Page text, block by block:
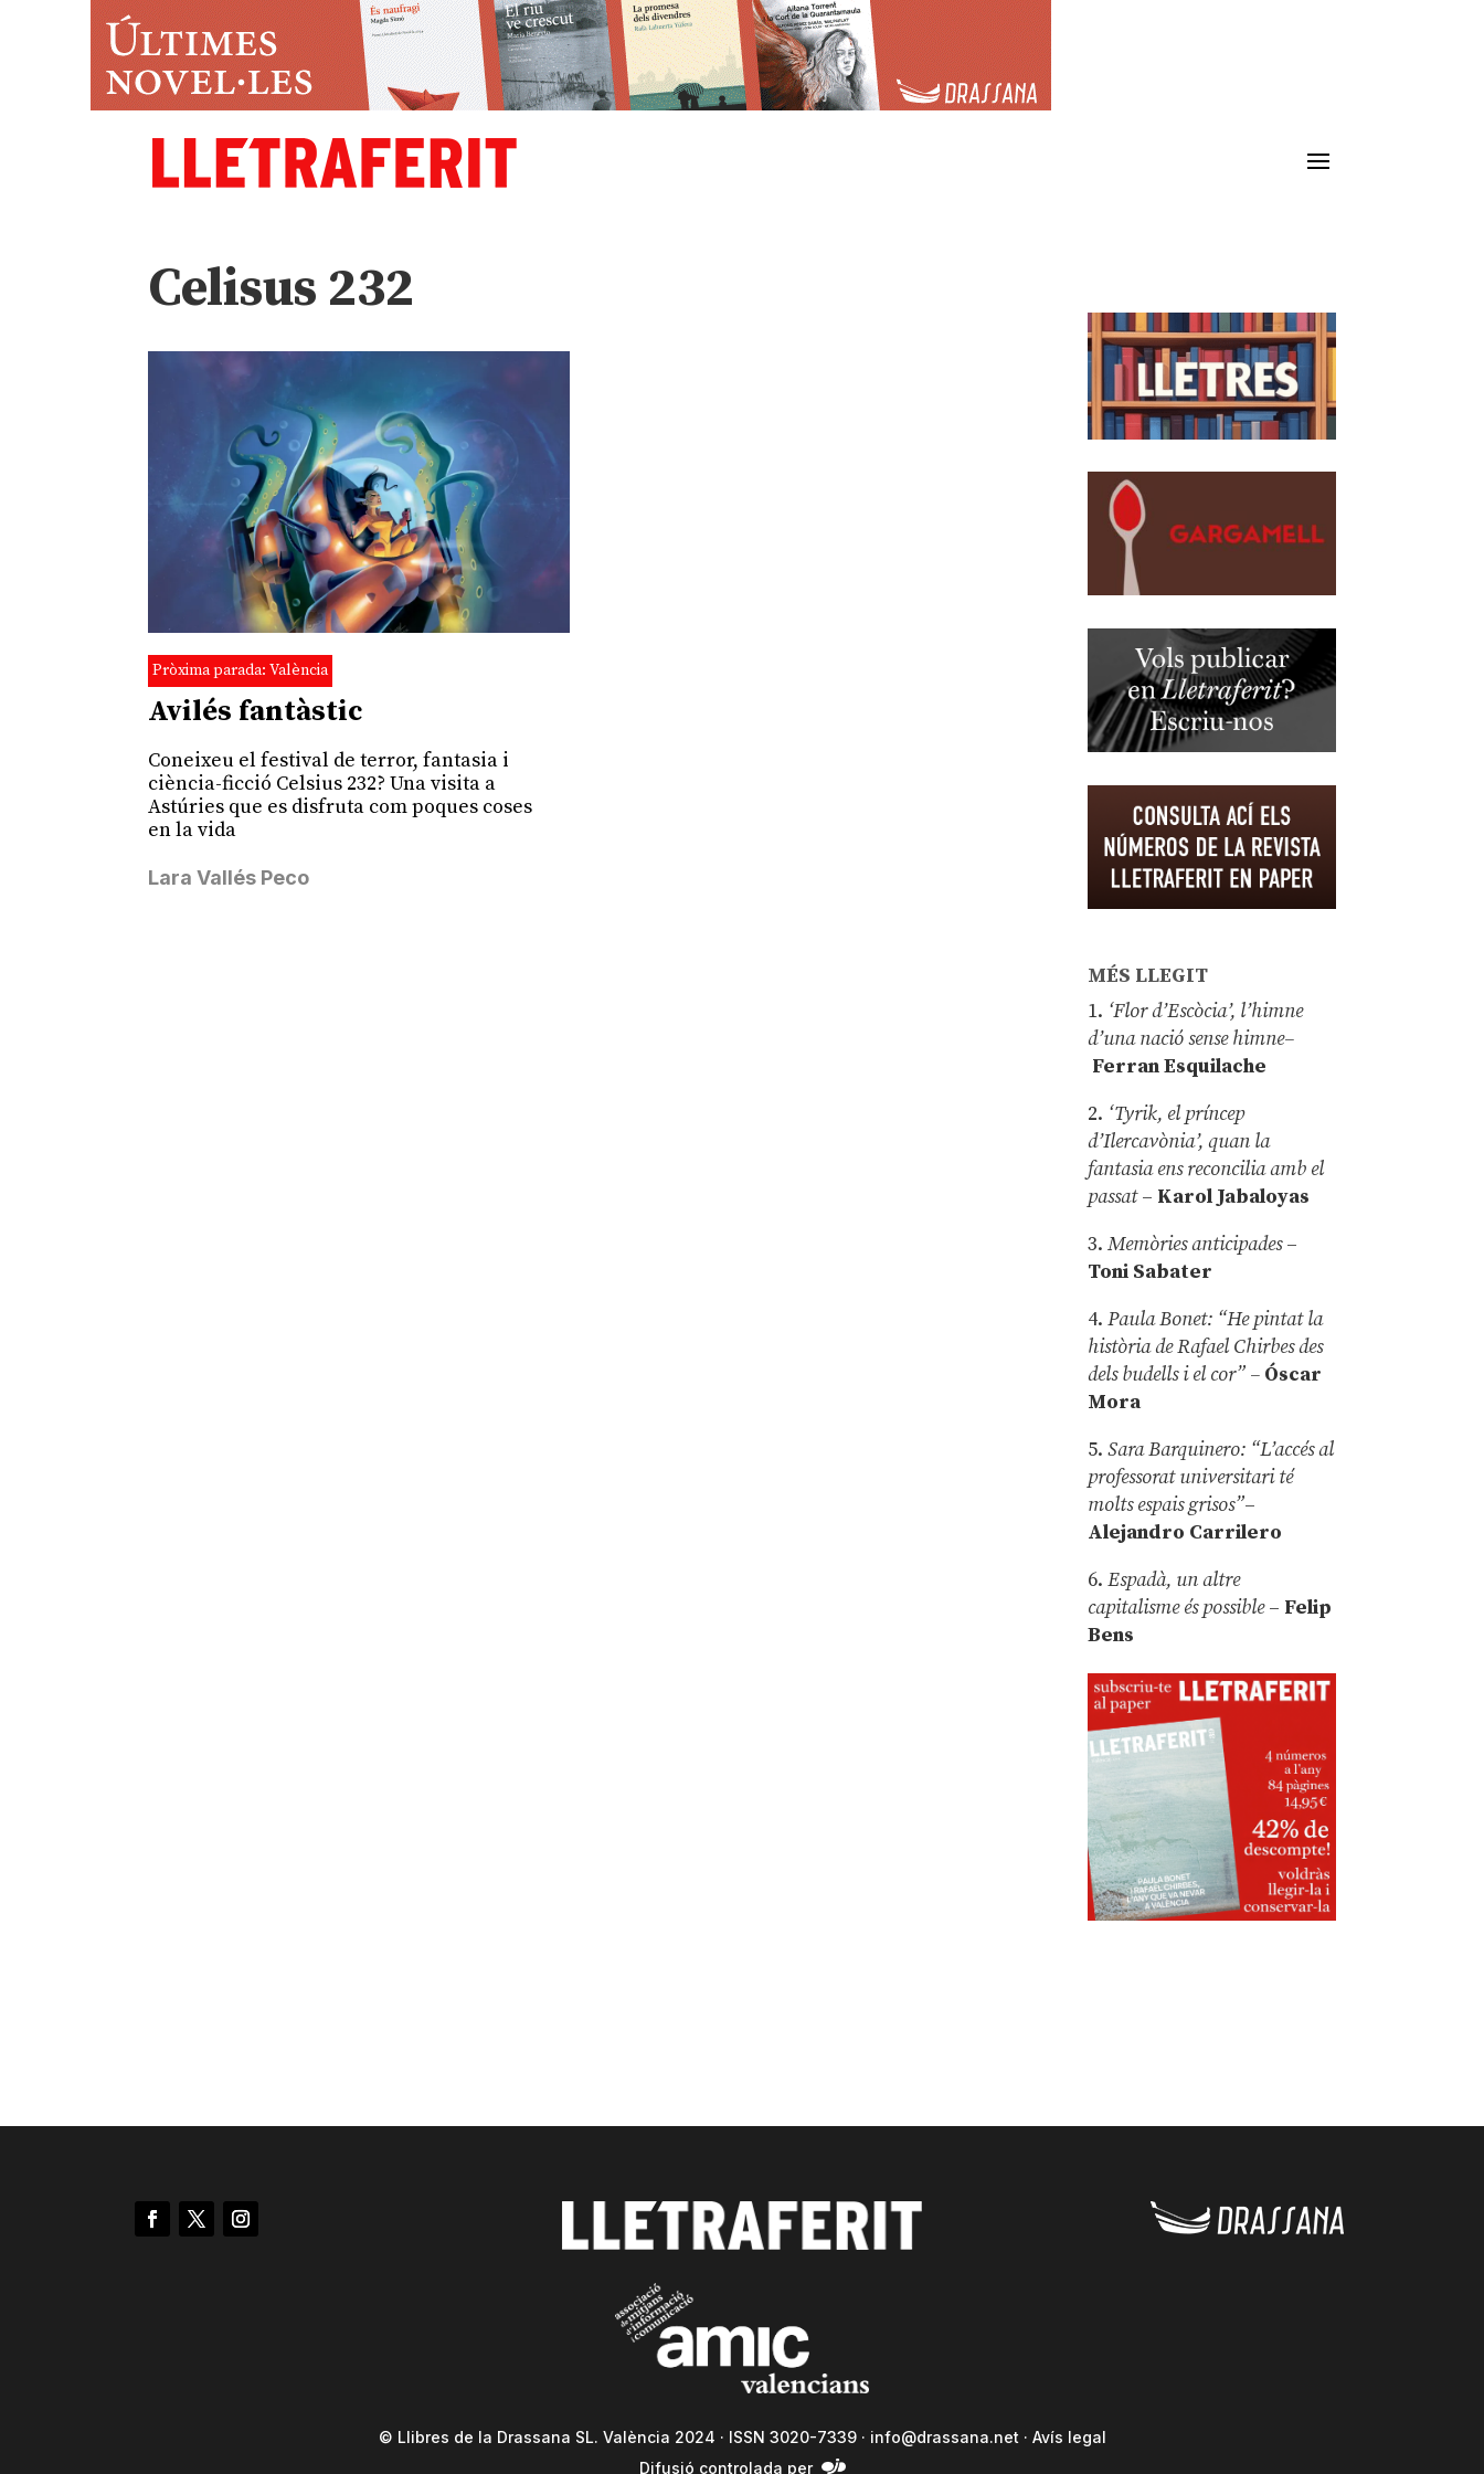
Celisus 232
Pròxima parada: València
Avilés fantàstic
Coneixeu el festival de terror, fantasia i
ciència-ficció Celsius 232? Una visita a
Astúries que es disfruta com poques coses
en la vida
Lara Vallés Peco
MÉS LLEGIT
1. ‘Flor d’Escòcia’, l’himne
d’una nació sense himne–
Ferran Esquilache
2. ‘Tyrik, el príncep
d’Ilercavònia’, quan la
fantasia ens reconcilia amb el
passat– Karol Jabaloyas
3.Memòries anticipades–
Toni Sabater
4.Paula Bonet: “He pintat la
història de Rafael Chirbes des
dels budells i el cor” – Óscar
Mora
5.Sara Barquinero: “L’accés al
professorat universitari té
molts espais grisos”–
Alejandro Carrilero
6.Espadà, un altre
capitalisme és possible – Felip
Bens
© Llibres de la Drassana SL. València 2024 · ISSN 3020-7339 · info@drassana.net · Avís legal
Difusió controlada per